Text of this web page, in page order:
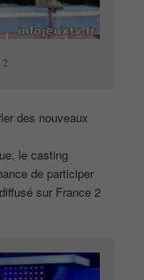
des nouveaux
le casting
de participer
sur France 2